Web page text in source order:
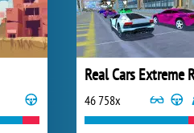
46 758x